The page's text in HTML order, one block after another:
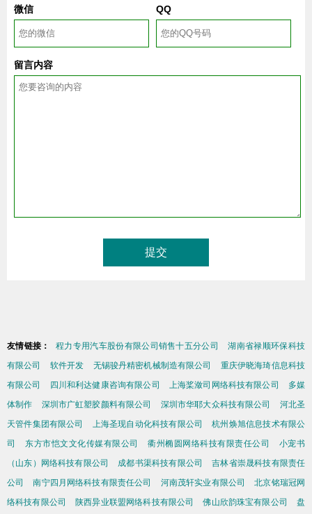
微信 QQ
留言内容
友情链接： 程力专用汽车股份有限公司销售十五分公司
湖南省禄顺环保科技
有限公司
软件开发 无锡骏丹精密机械制造有限公司
重庆伊晓海琦信息科技
有限公司
四川和利达健康咨询有限公司 上海桨潋司网络科技有限公司
多媒
体制作
深圳市广虹塑胶颜料有限公司 深圳市华耶大众科技有限公司
河北圣
天管件集团有限公司
上海圣现自动化科技有限公司
杭州焕旭信息技术有限公
司
东方市恺文文化传媒有限公司 衢州椭圆网络科技有限责任公司
小宠书
（山东）网络科技有限公司
成都书渠科技有限公司
吉林省崇晟科技有限责任
公司
南宁四月网络科技有限责任公司 河南茂轩实业有限公司
北京铭瑞冠网
络科技有限公司
陕西异业联盟网络科技有限公司 佛山欣韵珠宝有限公司
盘